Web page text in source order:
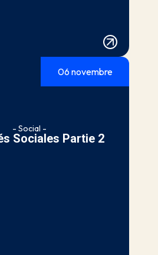
06 novembre
- Social -
Sociales Partie 2